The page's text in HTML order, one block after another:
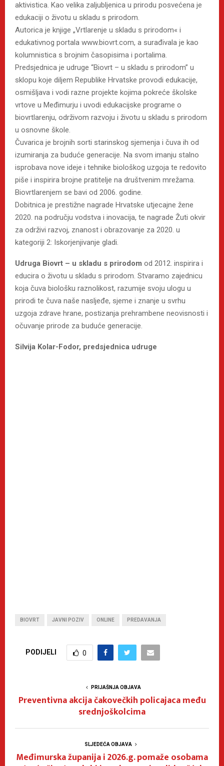
aktivistica. Kao velika zaljubljenica u prirodu posvećena je
edukaciji o životu u skladu s prirodom.
Autorica je knjige „Vrtlarenje u skladu s prirodom« i
edukativnog portala www.biovrt.com, a surađivala je kao
kolumnistica s brojnim časopisima i portalima.
Predsjednica je udruge “Biovrt – u skladu s prirodom” u
sklopu koje diljem Republike Hrvatske provodi edukacije,
osmišljava i vodi razne projekte kojima pokreće školske
vrtove u Međimurju i uvodi edukacijske programe o
biovrtlarenju, održivom razvoju i životu u skladu s prirodom
u osnovne škole.
Čuvarica je brojnih sorti starinskog sjemenja i čuva ih od
izumiranja za buduće generacije. Na svom imanju stalno
isprobava nove ideje i tehnike biološkog uzgoja te redovito
piše i inspirira brojne pratitelje na društvenim mrežama.
Biovrtlarenjem se bavi od 2006. godine.
Dobitnica je prestižne nagrade Hrvatske utjecajne žene
2020. na području vodstva i inovacija, te nagrade Žuti okvir
za održivi razvoj, znanost i obrazovanje za 2020. u
kategoriji 2: Iskorjenjivanje gladi.
Udruga Biovrt – u skladu s prirodom od 2012. inspirira i
educira o životu u skladu s prirodom. Stvaramo zajednicu
koja čuva biološku raznolikost, razumije svoju ulogu u
prirodi te čuva naše nasljeđe, sjeme i znanje u svrhu
uzgoja zdrave hrane, postizanja prehrambene neovisnosti i
očuvanje prirode za buduće generacije.
Silvija Kolar-Fodor, predsjednica udruge
BIOVRT JAVNI POZIV ONLINE PREDAVANJA
PODIJELI 0
PRIJAŠNJA OBJAVA
Preventivna akcija čakovečkih policajaca među
srednjoškolcima
SLJEDEĆA OBJAVA
Međimurska županija i 2026.g. pomaže osobama